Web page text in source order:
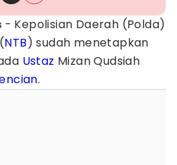
- Kepolisian Daerah (Polda)
NTB) sudah menetapkan
Ustaz Mizan Qudsiah
.